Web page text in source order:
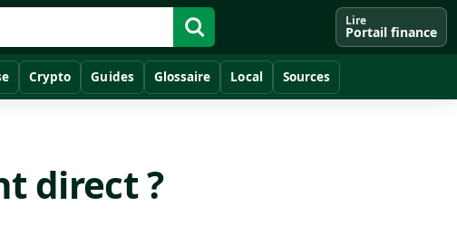
Lire
Portail finance
Crypto Guides Glossaire Local Sources
direct ?